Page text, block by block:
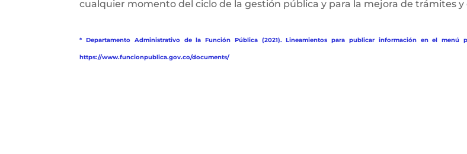
cualquier momento del ciclo de la gestión pública y para la mejora de trámites y
* Departamento Administrativo de la Función Pública (2021). Lineamientos para publicar información en el
https://www.funcionpublica.gov.co/documents/